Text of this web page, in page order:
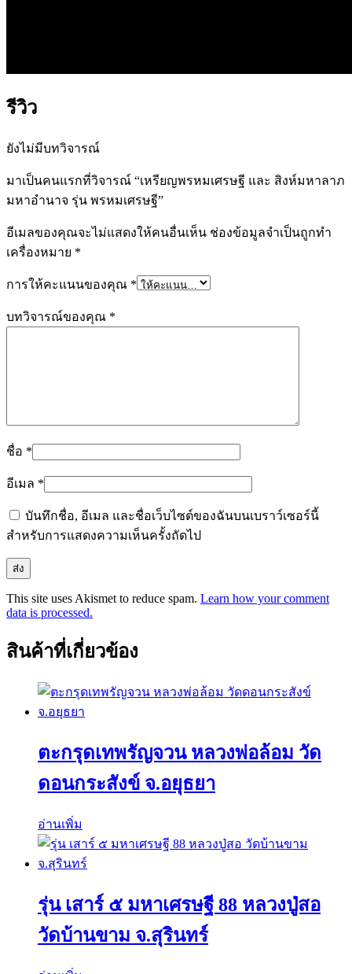
รีวิว
ยังไม่มีบทวิจารณ์
มาเป็นคนแรกที่วิจารณ์ “เหรียญพรหมเศรษฐี และ สิงห์มหาลาภ
มหาอำนาจ รุ่น พรหมเศรษฐี”
อีเมลของคุณจะไม่แสดงให้คนอื่นเห็น ช่องข้อมูลจำเป็นถูกทำ
เครื่องหมาย *
การให้คะแนนของคุณ *
บทวิจารณ์ของคุณ *
ชื่อ *
อีเมล *
บันทึกชื่อ, อีเมล และชื่อเว็บไซต์ของฉันบนเบราว์เซอร์นี้
สำหรับการแสดงความเห็นครั้งถัดไป
This site uses Akismet to reduce spam. Learn how your comment
data is processed.
สินค้าที่เกี่ยวข้อง
ตะกรุดเทพรัญจวน หลวงพ่อล้อม วัด
ดอนกระสังข์ จ.อยุธยา
อ่านเพิ่ม
รุ่น เสาร์ ๕ มหาเศรษฐี 88 หลวงปู่สอ
วัดบ้านขาม จ.สุรินทร์